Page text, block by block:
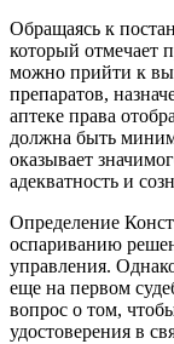
Обращаясь к
который отмечает
можно прийти к
препаратов,
аптеке права
должна быть
оказывает
адекватность и
Определение
оспариванию
управления.
еще на первом
вопрос о том,
удостоверения в